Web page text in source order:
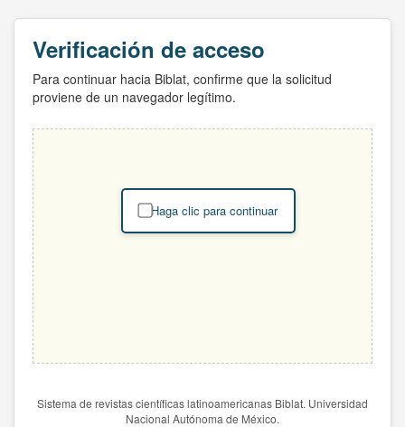
Verificación de acceso
Para continuar hacia Biblat, confirme que la solicitud
proviene de un navegador legítimo.
Haga clic para continuar
Sistema de revistas científicas latinoamericanas Biblat. Universidad
Nacional Autónoma de México.